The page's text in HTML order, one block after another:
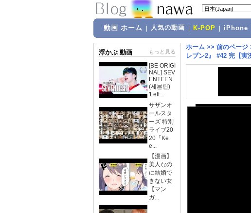
動画 ホーム 人気の動画 K-POP iPhone
浮かぶ 動画 もっと見る
[BE ORIGI
NAL] SEV
ENTEEN
(세븐틴)
'Left...
サザンオ
ールスタ
ーズ 特別
ライブ20
20「Ke
e...
【漫画】
美人なの
に結婚で
きない女
【マン
ガ...
ホーム >> 前のページ
レブン2』 #42 完【実